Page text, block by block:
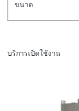
ขนาด
บริการเปิดใช้งาน